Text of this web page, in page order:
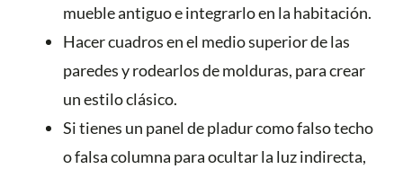
mueble antiguo e integrarlo en la habitación.
Hacer cuadros en el medio superior de las
paredes y rodearlos de molduras, para crear
un estilo clásico.
Si tienes un panel de pladur como falso techo
o falsa columna para ocultar la luz indirecta,